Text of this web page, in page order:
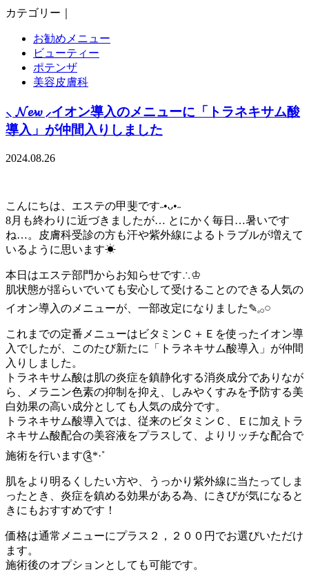
カテゴリー｜
お勧めメニュー
ビューティー
ポテンザ
美容皮膚科
⸜ 𝓝𝓮𝔀 ⸝イオン導入のメニューに「トラネキサム酸
導入」が仲間入りしました
2024.08.26
こんにちは、エステの甲斐です˶•ᴗ•˶
8月も終わりに近づきましたが… とにかく毎日…暑いです
ね…。皮膚科受診の方も汗や紫外線によるトラブルが増えて
いるように思います☀︎
本日はエステ部門からお知らせです∴♔
肌状態が揺らいでいても安心して受けることのできる人気の
イオン導入のメニューが、一部改定になりました✎𓈒𓂂𓏸
これまでの定番メニューはビタミンＣ＋Ｅを使ったイオン導
入でしたが、このたび新たに「トラネキサム酸導入」が仲間
入りしました。
トラネキサム酸は肌の炎症を鎮静化する消炎成分でありなが
ら、メラニン色素の抑制を抑え、しみやくすみを予防する美
白効果の高い成分としても人気の成分です。
トラネキサム酸導入では、従来のビタミンＣ、Ｅに加えトラ
ネキサム酸配合の美容液をプラスして、よりリッチな配合で
施術を行います༊*·˚
肌をより明るくしたい方や、うっかり紫外線に当たってしま
ったとき、炎症を鎮める効果がある為、にきびが気になると
きにもおすすめです！
価格は通常メニューにプラス２，２００円でお選びいただけ
ます。
施術後のオプションとしても可能です。